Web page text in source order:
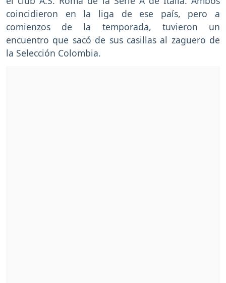
coincidieron en la liga de ese país, pero a
comienzos de la temporada, tuvieron un
encuentro que sacó de sus casillas al zaguero de
la Selección Colombia.